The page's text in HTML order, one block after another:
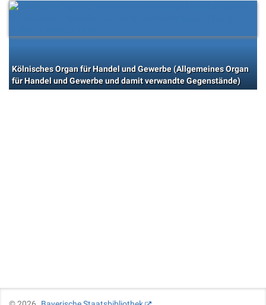
Kölnisches Organ für Handel und Gewerbe (Allgemeines Organ
für Handel und Gewerbe und damit verwandte Gegenstände)